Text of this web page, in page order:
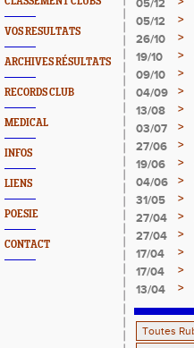
VOS RESULTATS
ARCHIVES RÉSULTATS
RECORDS CLUB
MEDICAL
INFOS
LIENS
POESIE
CONTACT
05/12
05/12
>
26/10
>
19/10
>
09/10
>
04/09
>
13/08
>
03/07
>
27/06
>
19/06
>
04/06
>
31/05
>
27/04
>
27/04
>
17/04
>
17/04
>
13/04
>